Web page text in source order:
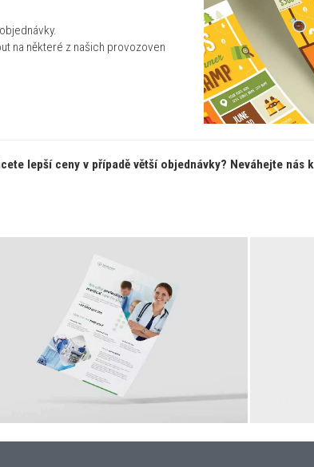
na některé z našich provozoven
lepší ceny v případě větší objednávky? Neváhejte nás